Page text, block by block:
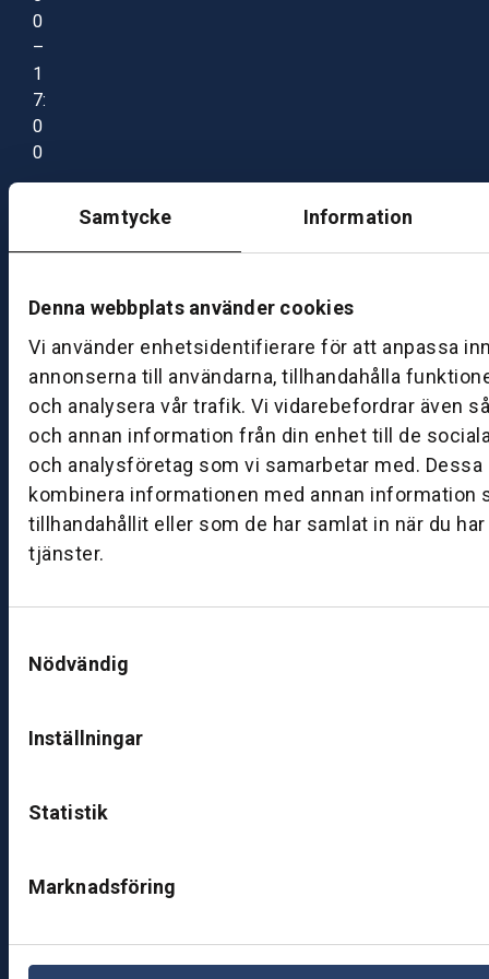
Samtycke Information
Denna webbplats använder cookies
Vi använder enhetsidentifierare för att anpassa
annonserna till användarna, tillhandahålla
och analysera vår trafik. Vi vidarebefordrar även
och annan information från din enhet till de
och analysföretag som vi samarbetar med. Dessa
kombinera informationen med annan information
tillhandahållit eller som de har samlat in när du
tjänster.
Nödvändig
Inställningar
Statistik
Marknadsföring
0
–
1
7:
0
0
ut
S
ö
v
d
e
ik
J
ö
g
u
d